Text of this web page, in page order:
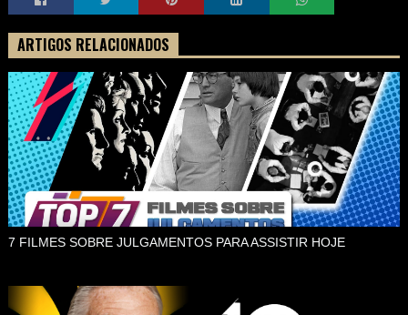
ARTIGOS RELACIONADOS
7 FILMES SOBRE JULGAMENTOS PARA ASSISTIR HOJE